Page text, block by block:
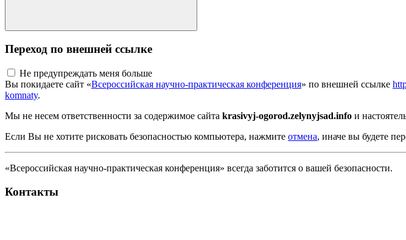
Переход по внешней ссылке
Не предупреждать меня больше
Вы покидаете сайт «Всероссийская научно-практическая конференция» по внешней ссылке
komnaty.
Мы не несем ответственности за содержимое сайта krasivyj-ogorod.zelynyjsad.info и
Если Вы не хотите рисковать безопасностью компьютера, нажмите отмена, иначе вы будете
«Всероссийская научно-практическая конференция» всегда заботится о вашей безопасности.
Контакты